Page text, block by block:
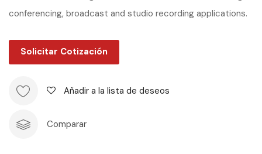
conferencing, broadcast and studio recording applications.
Solicitar Cotización
Añadir a la lista de deseos
Comparar